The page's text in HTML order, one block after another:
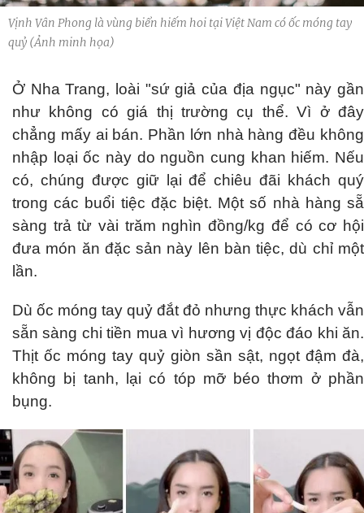
Vịnh Vân Phong là vùng biển hiếm hoi tại Việt Nam có ốc móng tay
quỷ (Ảnh minh họa)
Ở Nha Trang, loài "sứ giả của địa ngục" này gần
như không có giá thị trường cụ thể. Vì ở đây
chẳng mấy ai bán. Phần lớn nhà hàng đều không
nhập loại ốc này do nguồn cung khan hiếm. Nếu
có, chúng được giữ lại để chiêu đãi khách quý
trong các buổi tiệc đặc biệt. Một số nhà hàng sẵ
sàng trả từ vài trăm nghìn đồng/kg để có cơ hội
đưa món ăn đặc sản này lên bàn tiệc, dù chỉ một
lần.
Dù ốc móng tay quỷ đắt đỏ nhưng thực khách vẫn
sẵn sàng chi tiền mua vì hương vị độc đáo khi ăn.
Thịt ốc móng tay quỷ giòn sần sật, ngọt đậm đà,
không bị tanh, lại có tóp mỡ béo thơm ở phần
bụng.